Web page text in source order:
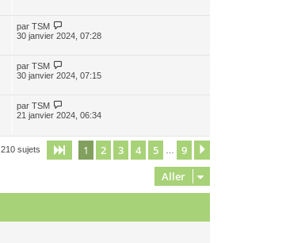
par TSM
30 janvier 2024, 07:28
par TSM
30 janvier 2024, 07:15
par TSM
21 janvier 2024, 06:34
210 sujets Page sur9
1 2 3 4 5 9
Aller